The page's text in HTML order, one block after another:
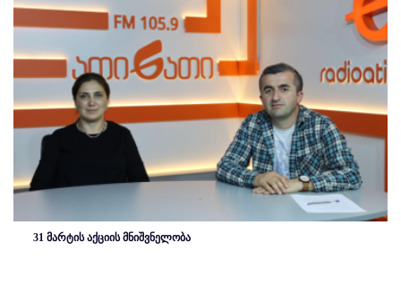
31 მარტის აქციის მნიშვნელობა